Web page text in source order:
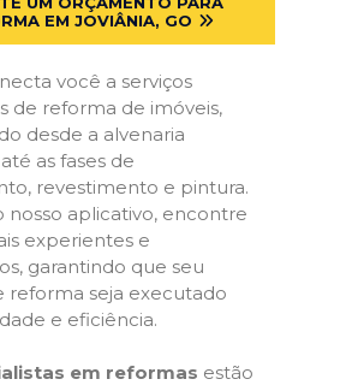
EM JOVIÂNIA, GO
você a serviços
de reforma de imóveis,
desde a alvenaria
as fases de
revestimento e pintura.
nosso aplicativo, encontre
experientes e
garantindo que seu
reforma seja executado
e eficiência.
em reformas estão